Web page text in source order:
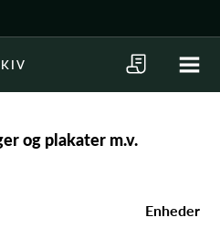
og plakater m.v.
Enheder